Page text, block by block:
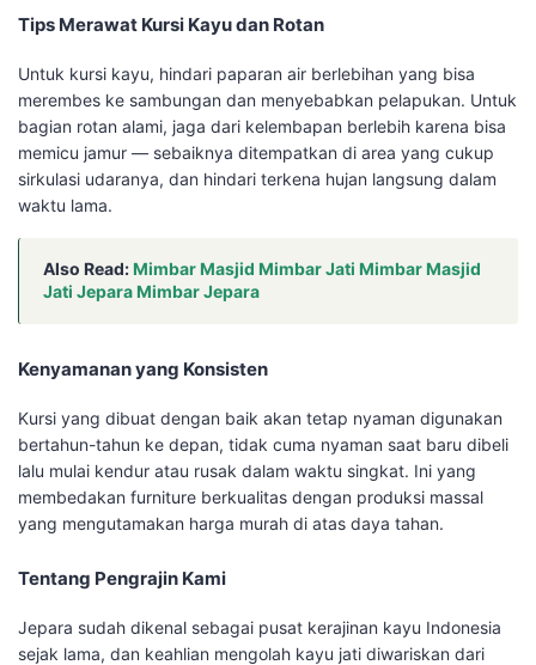
Tips Merawat Kursi Kayu dan Rotan
Untuk kursi kayu, hindari paparan air berlebihan yang bisa
merembes ke sambungan dan menyebabkan pelapukan. Untuk
bagian rotan alami, jaga dari kelembapan berlebih karena bisa
memicu jamur — sebaiknya ditempatkan di area yang cukup
sirkulasi udaranya, dan hindari terkena hujan langsung dalam
waktu lama.
Also Read:Mimbar Masjid Mimbar Jati Mimbar Masjid
Jati Jepara Mimbar Jepara
Kenyamanan yang Konsisten
Kursi yang dibuat dengan baik akan tetap nyaman digunakan
bertahun-tahun ke depan, tidak cuma nyaman saat baru dibeli
lalu mulai kendur atau rusak dalam waktu singkat. Ini yang
membedakan furniture berkualitas dengan produksi massal
yang mengutamakan harga murah di atas daya tahan.
Tentang Pengrajin Kami
Jepara sudah dikenal sebagai pusat kerajinan kayu Indonesia
sejak lama, dan keahlian mengolah kayu jati diwariskan dari